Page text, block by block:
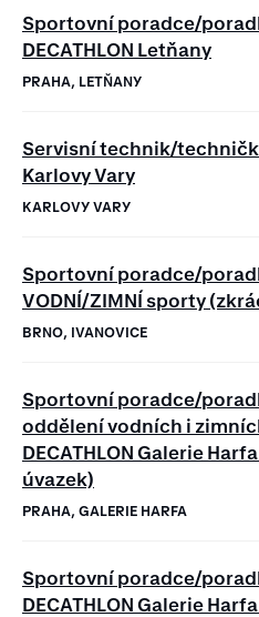
Sportovní poradce/
DECATHLON Letňany
PRAHA, LETŇANY
Servisní technik/
Karlovy Vary
KARLOVY VARY
Sportovní poradce/
VODNÍ/ZIMNÍ sporty
BRNO, IVANOVICE
Sportovní poradce/
oddělení vodních i
DECATHLON Galerie
úvazek)
PRAHA, GALERIE HARFA
Sportovní poradce/
DECATHLON Galerie